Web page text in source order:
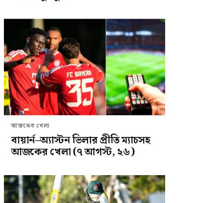
আজকের খেলা
বায়ার্ন–অ্যাস্টন ভিলার প্রীতি ম্যাচসহ
আজকের খেলা (৭ আগস্ট, ২৬)